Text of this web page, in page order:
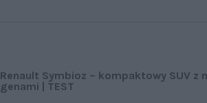
Renault Symbioz – kompaktowy SUV z
genami | TEST